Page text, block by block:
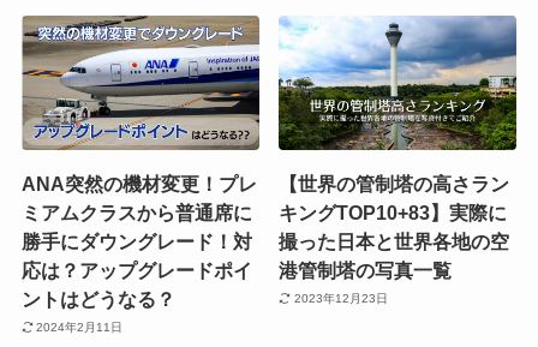
ANA突然の機材変更！プレ
ミアムクラスから普通席に
勝手にダウングレード！対
応は？アップグレードポイ
ントはどうなる？
2024年2月11日
【世界の管制塔の高さラン
キングTOP10+83】実際に
撮った日本と世界各地の空
港管制塔の写真一覧
2023年12月23日